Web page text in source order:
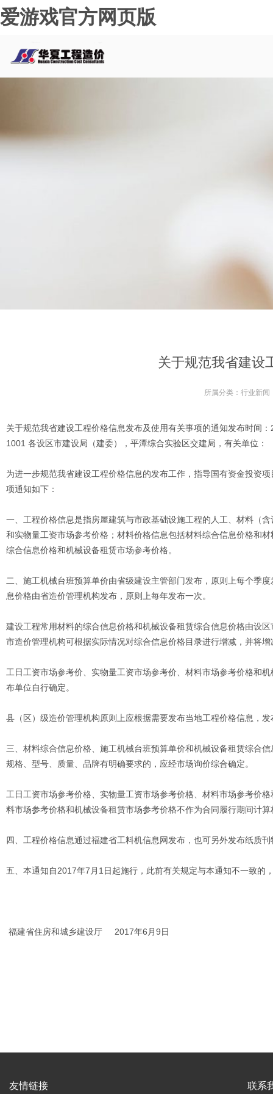
爱游戏官方网页版
关于规范我省建设
所属分类： 行业新闻
关于规范我省建设工程价格信息发布及使用有关事项的通知发布时
1001 各设区市建设局（建委），平潭综合实验区交建局，有关单位：
为进一步规范我省建设工程价格信息的发布工作，指导国有资金投资
项通知如下：
一、工程价格信息是指房屋建筑与市政基础设施工程的人工、材料（
和实物量工资市场参考价格；材料价格信息包括材料综合信息价格和
综合信息价格和机械设备租赁市场参考价格。
二、施工机械台班预算单价由省级建设主管部门发布，原则上每个季
息价格由省造价管理机构发布，原则上每年发布一次。
建设工程常用材料的综合信息价格和机械设备租赁综合信息价格由设
市造价管理机构可根据实际情况对综合信息价格目录进行增减，并将
工日工资市场参考价、实物量工资市场参考价、材料市场参考价格和
布单位自行确定。
县（区）级造价管理机构原则上应根据需要发布当地工程价格信息，
三、材料综合信息价格、施工机械台班预算单价和机械设备租赁综合
规格、型号、质量、品牌有明确要求的，应经市场询价综合确定。
工日工资市场参考价格、实物量工资市场参考价格、材料市场参考价
料市场参考价格和机械设备租赁市场参考价格不作为合同履行期间计
四、工程价格信息通过福建省工料机信息网发布，也可另外发布纸质
五、本通知自2017年7月1日起施行，此前有关规定与本通知不一致的
福建省住房和城乡建设厅 2017年6月9日
友情链接 联系